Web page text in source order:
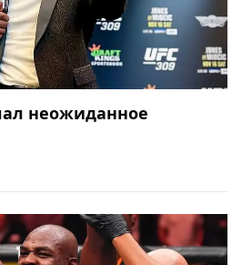
неожиданное